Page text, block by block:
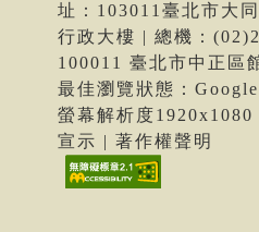
址：103011臺北市大
行政大樓 | 總機：
100011 臺北市中正區
最佳瀏覽狀態：
螢幕解析度
宣示 | 著作權聲明